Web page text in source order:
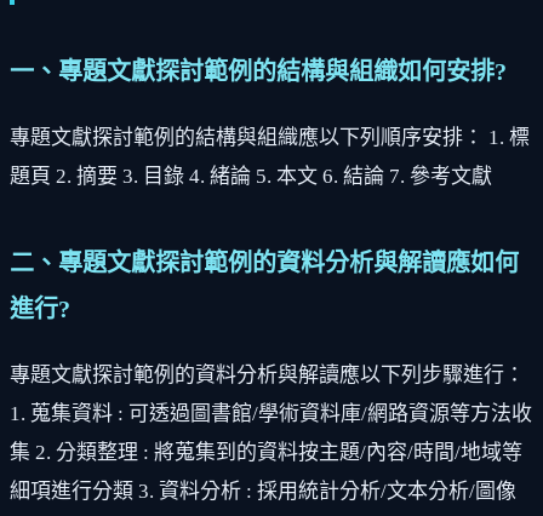
一、專題文獻探討範例的結構與組織如何安排?
專題文獻探討範例的結構與組織應以下列順序安排： 1. 標
題頁 2. 摘要 3. 目錄 4. 緒論 5. 本文 6. 結論 7. 參考文獻
二、專題文獻探討範例的資料分析與解讀應如何
進行?
專題文獻探討範例的資料分析與解讀應以下列步驟進行：
1. 蒐集資料 : 可透過圖書館/學術資料庫/網路資源等方法收
集 2. 分類整理 : 將蒐集到的資料按主題/內容/時間/地域等
細項進行分類 3. 資料分析 : 採用統計分析/文本分析/圖像